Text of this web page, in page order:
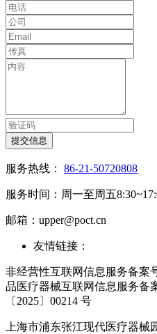
提交信息
服务热线： 86-21-50720808
服务时间：周一至周五
邮箱：upper@poct.cn
友情链接：
非经营性互联网信息服务备案
品医疗器械互联网信息服务备
〔2025〕00214 号
上海市浦东张江现代医疗器械